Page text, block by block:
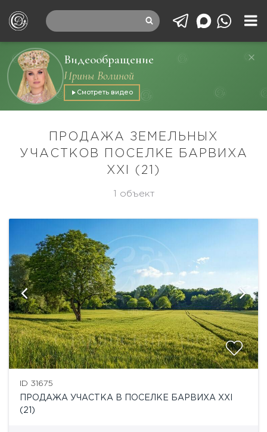
Видеообращение
Ирины Волиной
Смотреть видео
ПРОДАЖА ЗЕМЕЛЬНЫХ
УЧАСТКОВ ПОСЕЛКЕ БАРВИХА
XXI (21)
1 объект
ID 31675
ПРОДАЖА УЧАСТКА В ПОСЕЛКЕ БАРВИХА XXI
(21)